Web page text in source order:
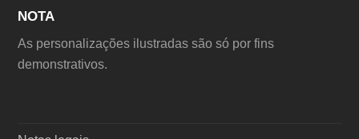
NOTA
As personalizações ilustradas são só por fins
demonstrativos.